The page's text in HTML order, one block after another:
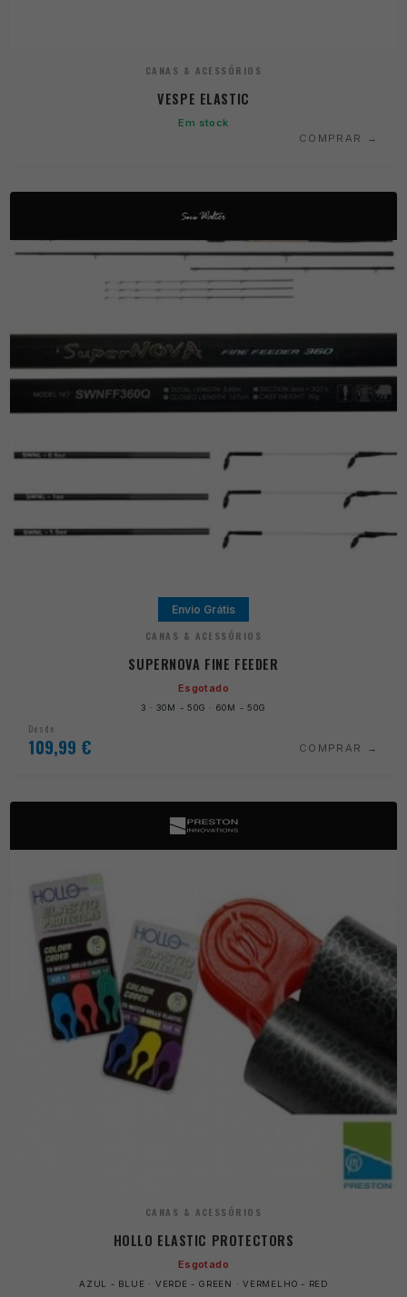
CANAS & ACESSÓRIOS
VESPE ELASTIC
Em stock
COMPRAR
Envio Grátis
CANAS & ACESSÓRIOS
SUPERNOVA FINE FEEDER
Esgotado
3 · 30M - 50G · 60M - 50G
Desde
109,99 € COMPRAR
CANAS & ACESSÓRIOS
HOLLO ELASTIC PROTECTORS
Esgotado
AZUL - BLUE · VERDE - GREEN · VERMELHO - RED